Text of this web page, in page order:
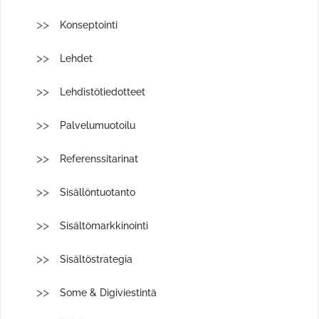
Konseptointi
Lehdet
Lehdistötiedotteet
Palvelumuotoilu
Referenssitarinat
Sisällöntuotanto
Sisältömarkkinointi
Sisältöstrategia
Some & Digiviestintä